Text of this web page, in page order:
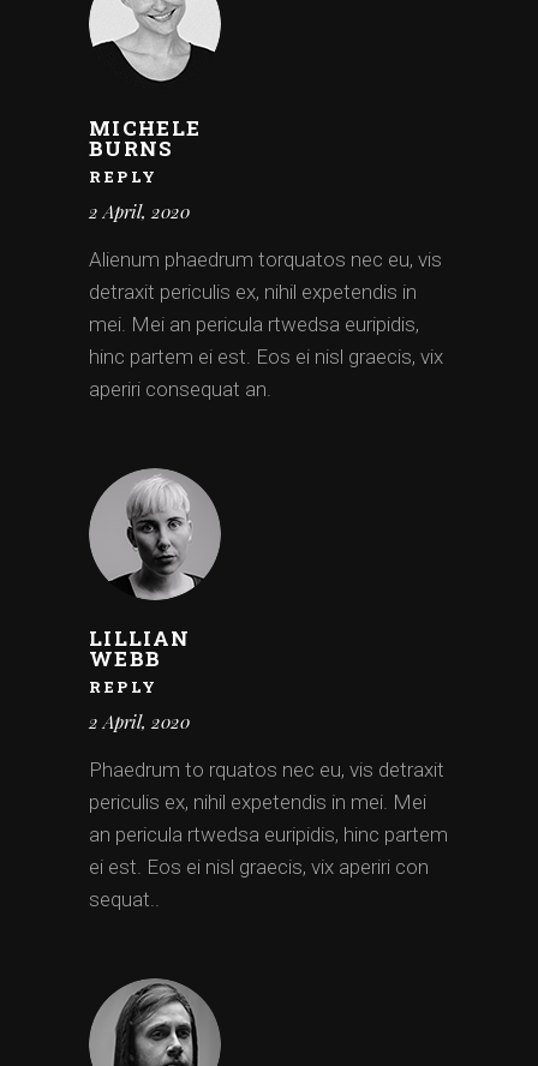
MICHELE
BURNS
REPLY
2 April, 2020
Alienum phaedrum torquatos nec eu, vis
detraxit periculis ex, nihil expetendis in
mei. Mei an pericula rtwedsa euripidis,
hinc partem ei est. Eos ei nisl graecis, vix
aperiri consequat an.
LILLIAN
WEBB
REPLY
2 April, 2020
Phaedrum to rquatos nec eu, vis detraxit
periculis ex, nihil expetendis in mei. Mei
an pericula rtwedsa euripidis, hinc partem
ei est. Eos ei nisl graecis, vix aperiri con
sequat..